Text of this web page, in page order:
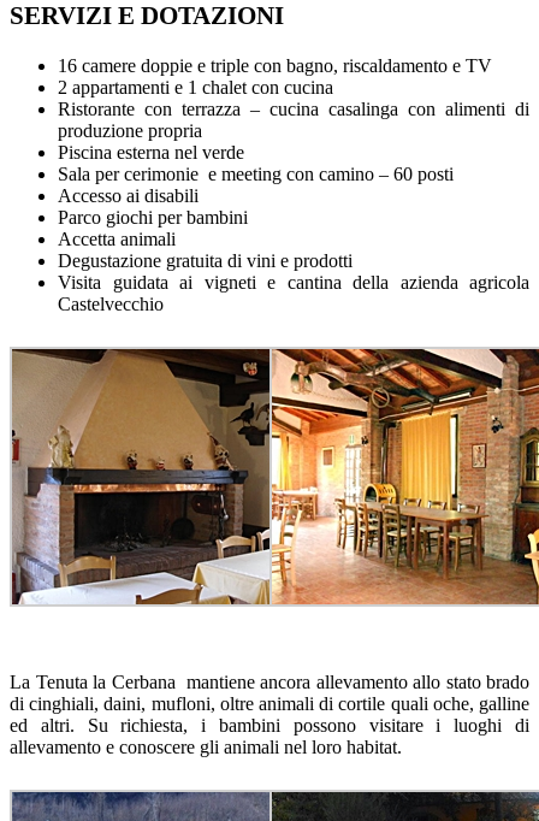
SERVIZI E DOTAZIONI
16 camere doppie e triple con bagno, riscaldamento e TV
2 appartamenti e 1 chalet con cucina
Ristorante con terrazza – cucina casalinga con alimenti di
produzione propria
Piscina esterna nel verde
Sala per cerimonie e meeting con camino – 60 posti
Accesso ai disabili
Parco giochi per bambini
Accetta animali
Degustazione gratuita di vini e prodotti
Visita guidata ai vigneti e cantina della azienda agricola
Castelvecchio
La Tenuta la Cerbana mantiene ancora allevamento allo stato brado
di cinghiali, daini, mufloni, oltre animali di cortile quali oche, galline
ed altri. Su richiesta, i bambini possono visitare i luoghi di
allevamento e conoscere gli animali nel loro habitat.